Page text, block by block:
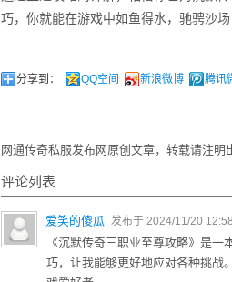
巧，你就能在游戏中如鱼得水，驰骋沙
分享到： QQ空间 新浪微博 腾讯
网通传奇私服发布网原创文章，转载请注明
评论列表
爱笑的傻瓜 发布于 2024/11/20
《沉默传奇三职业至尊攻略》是
巧，让我能够更好地应对各种挑战